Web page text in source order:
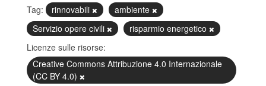
Tag: rinnovabili
ambiente
Servizio opere civili
risparmio energetico
Licenze sulle risorse:
Creative Commons Attribuzione 4.0 Internazionale
(CC BY 4.0)